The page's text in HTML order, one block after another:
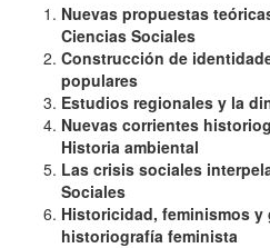
Nuevas propuestas
Ciencias Sociales
Construcción de
populares
Estudios regionales y la
Nuevas corrientes
Historia ambiental
Las crisis sociales
Sociales
Historicidad, feminismos y
historiografía feminista